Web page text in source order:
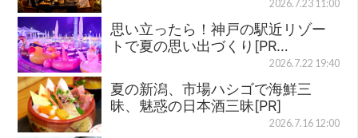
2026.7.23 11:00
思い立ったら！神戸の駅近リゾー
トで夏の思い出づくり[PR…
2026.7.22 19:40
夏の新潟、市場ハシゴで海鮮三
昧、魅惑の日本酒三昧[PR]
2026.7.16 12:00